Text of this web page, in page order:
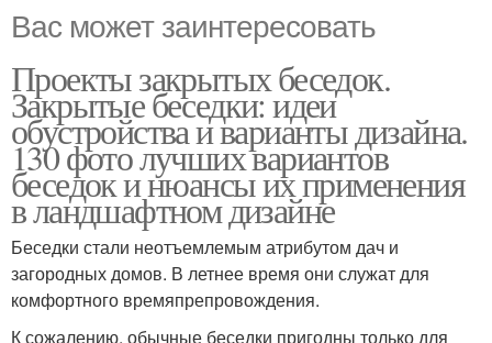
Вас может заинтересовать
Проекты закрытых беседок.
Закрытые беседки: идеи
обустройства и варианты дизайна.
130 фото лучших вариантов
беседок и нюансы их применения
в ландшафтном дизайне
Беседки стали неотъемлемым атрибутом дач и
загородных домов. В летнее время они служат для
комфортного времяпрепровождения.
К сожалению, обычные беседки пригодны только для